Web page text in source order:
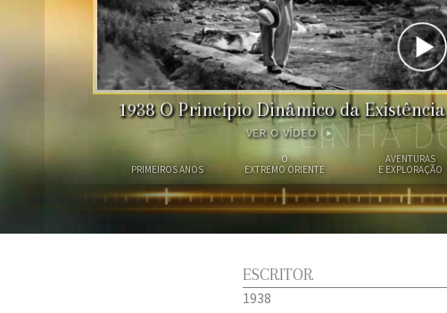
1938 O Princípio Dinâmico da Existência
VER O VÍDEOLINHA
PRIMEIROS ANOS
O
EXTREMO ORIENTE
AVENTURAS
E EXPLORAÇÃO
ESCRITOR
1938